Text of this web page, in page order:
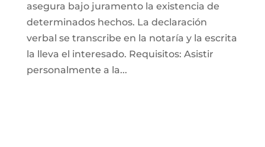
asegura bajo juramento la existencia de
determinados hechos. La declaración
verbal se transcribe en la notaría y la escrita
la lleva el interesado. Requisitos: Asistir
personalmente a la...